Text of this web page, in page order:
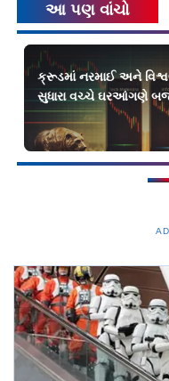
આ પણ વાંચો
ક્રૂડમાં નરમાઈ અને
સુધારા વચ્ચે ઘરઆંગણે